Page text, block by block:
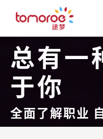
总有一
于你
全面了解职业